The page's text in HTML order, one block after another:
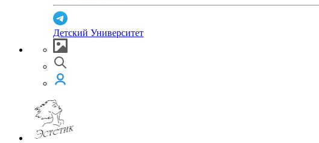
Детский Университет